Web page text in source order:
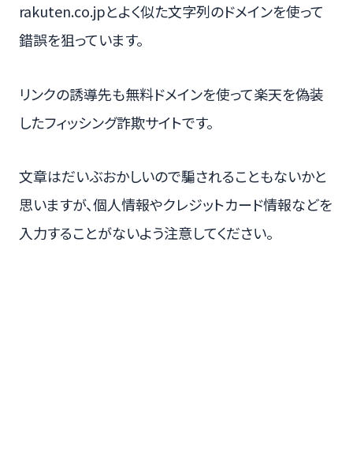
rakuten.co.jpとよく似た文字列のドメインを使って
錯誤を狙っています。
リンクの誘導先も無料ドメインを使って楽天を偽装
したフィッシング詐欺サイトです。
文章はだいぶおかしいので騙されることもないかと
思いますが、個人情報やクレジットカード情報などを
入力することがないよう注意してください。